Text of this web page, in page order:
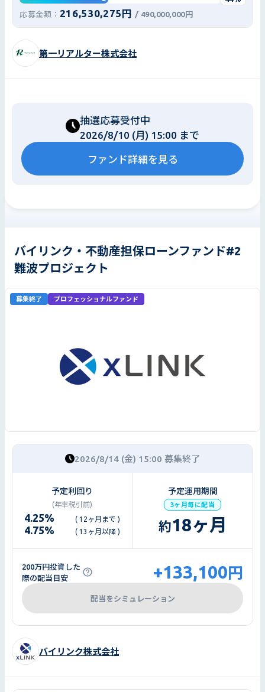
応募金額： 216,530,275円 / 490,000,000円
第一リアルター株式会社
抽選応募受付中
2026/8/10 (月) 15:00 まで
ファンド詳細を見る
バイリンク・不動産担保ローンファンド#2
難波プロジェクト
募集終了 プロフェッショナルファンド
2026/8/14 (金) 15:00 募集終了
予定利回り
(年率税引前)
4.25% ( 12ヶ月まで )
4.75% ( 13ヶ月以降 )
予定運用期間
3ヶ月毎に配当
約18ヶ月
200万円投資した
際の配当目安
+133,100 円
配当をシミュレーション
バイリンク株式会社